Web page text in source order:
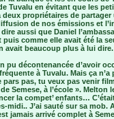
Tuvalu en évitant que les
propriétaires de
de nos émissions et
aussi que Daniel
puis comme elle avait été la
avait beaucoup plus à lui dire.
pu décontenancée d’avoir
à Tuvalu. Mais ça
pars pas, tu veux pas venir
Semese, à l’école ». Melton
la compet’ enfants…
midi.. J’ai sauté sur sa
jamais arrivé complet à